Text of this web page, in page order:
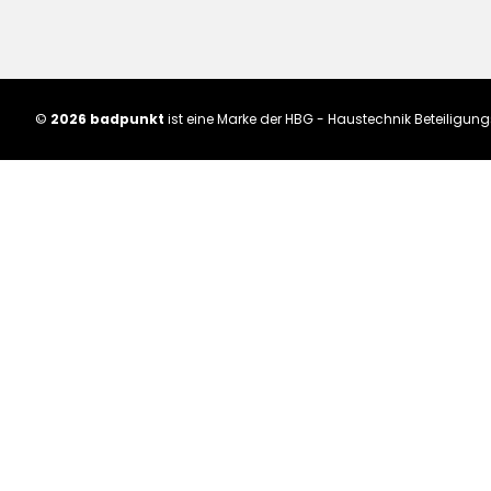
© 2026 badpunkt ist eine Marke der HBG - Haustechnik